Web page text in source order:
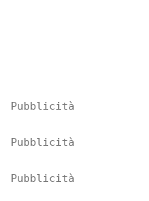
Pubblicità
Pubblicità
Pubblicità